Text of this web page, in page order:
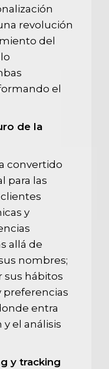
revolución
del
el
de la
convertido
para las
y
allá de
nombres;
sus hábitos
preferencias
entra
el análisis
y tracking